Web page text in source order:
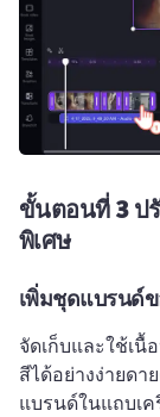
ขั้นตอนที่ 3ป
พิเศษ
เพิ่มชุดแบรนด์
จัดเก็บและใช้เ
สีได้อย่างง่ายดา
แบรนด์ในแถบเ